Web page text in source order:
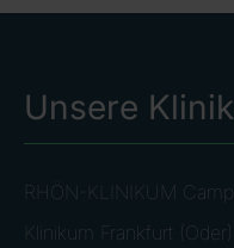
Unsere
RHÖN-KLINIKUM
Klinikum Frankfurt (Oder)